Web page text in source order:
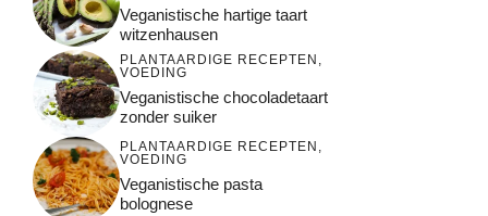
Veganistische hartige taart
witzenhausen
PLANTAARDIGE RECEPTEN ,
VOEDING
Veganistische chocoladetaart
zonder suiker
PLANTAARDIGE RECEPTEN ,
VOEDING
Veganistische pasta
bolognese